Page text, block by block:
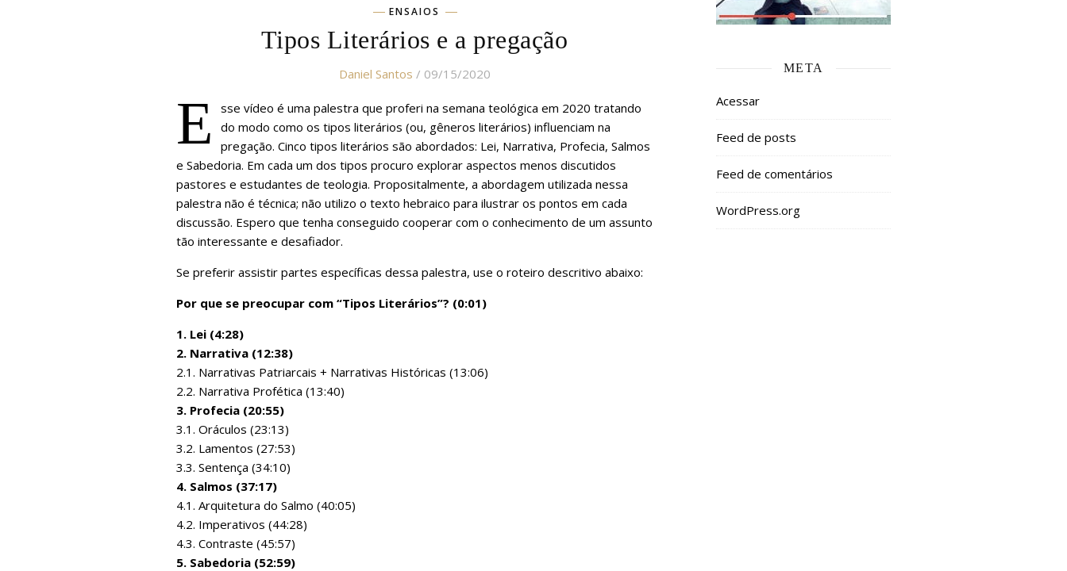
ENSAIOS
Tipos Literários e a pregação
Daniel Santos / 09/15/2020
E
sse vídeo é uma palestra que proferi na semana teológica em 2020 tratando
do modo como os tipos literários (ou, gêneros literários) influenciam na
pregação. Cinco tipos literários são abordados: Lei, Narrativa, Profecia, Salmos
e Sabedoria. Em cada um dos tipos procuro explorar aspectos menos discutidos
pastores e estudantes de teologia. Propositalmente, a abordagem utilizada nessa
palestra não é técnica; não utilizo o texto hebraico para ilustrar os pontos em cada
discussão. Espero que tenha conseguido cooperar com o conhecimento de um assunto
tão interessante e desafiador.
Se preferir assistir partes específicas dessa palestra, use o roteiro descritivo abaixo:
Por que se preocupar com “Tipos Literários”? (0:01)
1. Lei (4:28)
2. Narrativa (12:38)
2.1. Narrativas Patriarcais + Narrativas Históricas (13:06)
2.2. Narrativa Profética (13:40)
3. Profecia (20:55)
3.1. Oráculos (23:13)
3.2. Lamentos (27:53)
3.3. Sentença (34:10)
4. Salmos (37:17)
4.1. Arquitetura do Salmo (40:05)
4.2. Imperativos (44:28)
4.3. Contraste (45:57)
5. Sabedoria (52:59)
META
Acessar
Feed de posts
Feed de comentários
WordPress.org